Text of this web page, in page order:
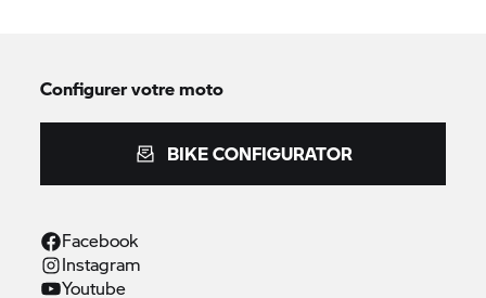
Configurer votre moto
BIKE CONFIGURATOR
Facebook
Instagram
Youtube